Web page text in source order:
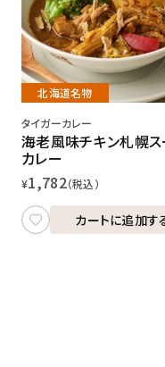
北海道名物
タイガーカレー
海老風味チキン札幌
カレー
¥1,782（税込）
カートに追加す